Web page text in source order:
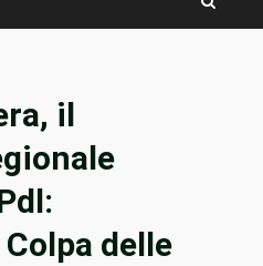
il
Colpa delle